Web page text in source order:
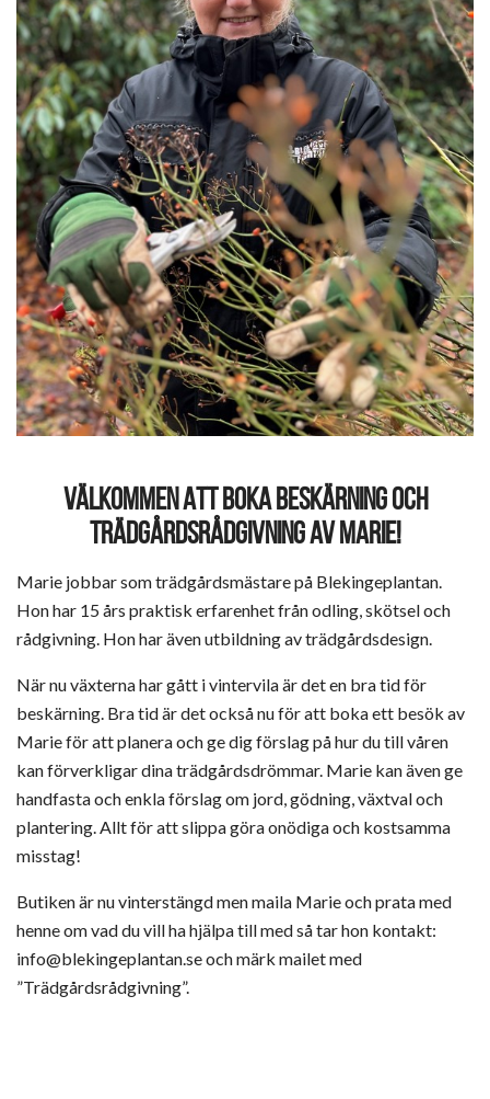
VÄLKOMMEN ATT BOKA BESKÄRNING OCH
TRÄDGÅRDSRÅDGIVNING AV MARIE!
Marie jobbar som trädgårdsmästare på Blekingeplantan.
Hon har 15 års praktisk erfarenhet från odling, skötsel och
rådgivning. Hon har även utbildning av trädgårdsdesign.
När nu växterna har gått i vintervila är det en bra tid för
beskärning. Bra tid är det också nu för att boka ett besök av
Marie för att planera och ge dig förslag på hur du till våren
kan förverkligar dina trädgårdsdrömmar. Marie kan även ge
handfasta och enkla förslag om jord, gödning, växtval och
plantering. Allt för att slippa göra onödiga och kostsamma
misstag!
Butiken är nu vinterstängd men maila Marie och prata med
henne om vad du vill ha hjälpa till med så tar hon kontakt:
info@blekingeplantan.se och märk mailet med
”Trädgårdsrådgivning”.